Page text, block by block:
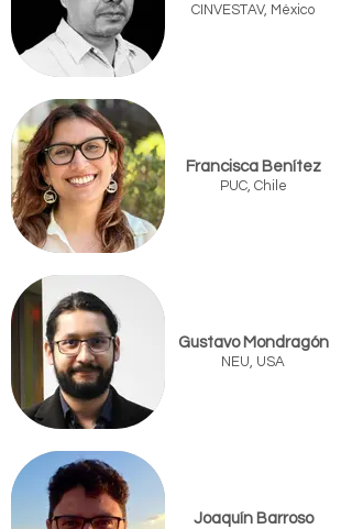
CINVESTAV, México
Francisca Benítez
PUC, Chile
Gustavo Mondragón
NEU, USA
Joaquín Barroso